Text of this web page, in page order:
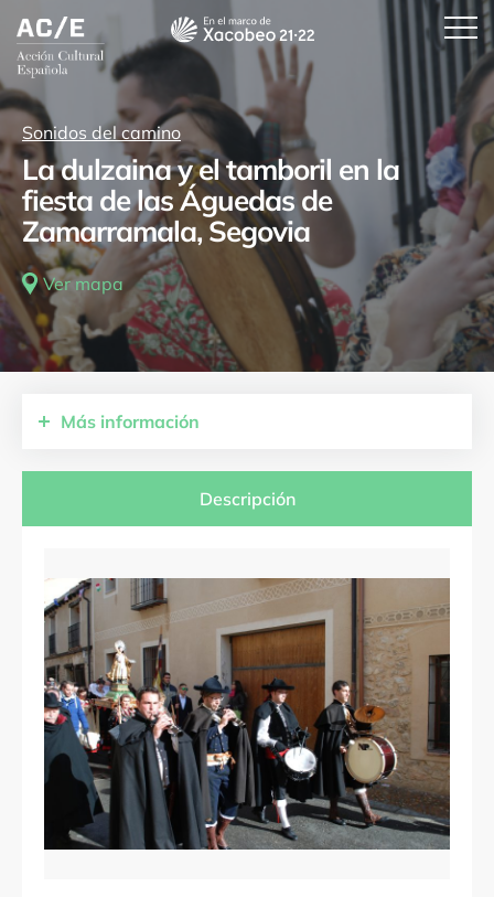
Sonidos del camino
La dulzaina y el tamboril en la
fiesta de las Águedas de
Zamarramala, Segovia
Ver mapa
Más información
Castilla y León
Comarcas
Localidades
Zamarramala, Entidad local menor perteneciente al
municipio de Segovia.
Denominación
Fiesta de Las Águedas
Fechas
El 5 de febrero si cae en domingo y si no, el
sábado, domingo y lunes siguiente.
Descripción